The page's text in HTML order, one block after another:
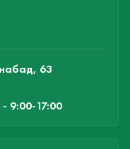
63
9:00-17:00